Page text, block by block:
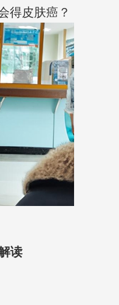
得皮肤癌？
读